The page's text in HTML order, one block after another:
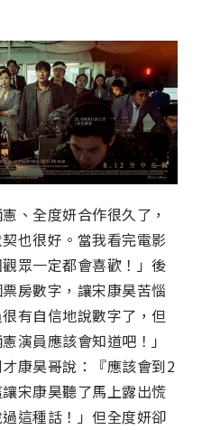
、全度妍合作很久了，
也很好。當我看完電影
眾一定都會喜歡！」後
房數字，讓宋康昊苦惱
有自信地說數字了，但
演員應該會知道吧！」
康昊哥說：『應該會到2
宋康昊聽了馬上露出慌
這種話！」但全度妍卻